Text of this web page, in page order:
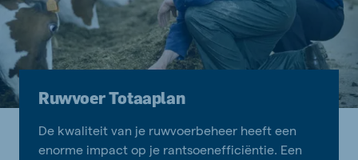
Ruwvoer Totaaplan
De kwaliteit van je ruwvoerbeheer heeft een
enorme impact op je rantsoenefficiëntie. Een